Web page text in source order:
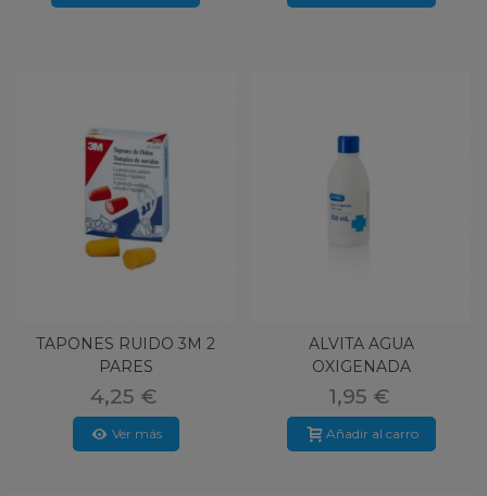
TAPONES RUIDO 3M 2
PARES
4,25 €
Ver más
ALVITA AGUA
OXIGENADA
REFORZADA 250 ML
1,95 €
Añadir al carro